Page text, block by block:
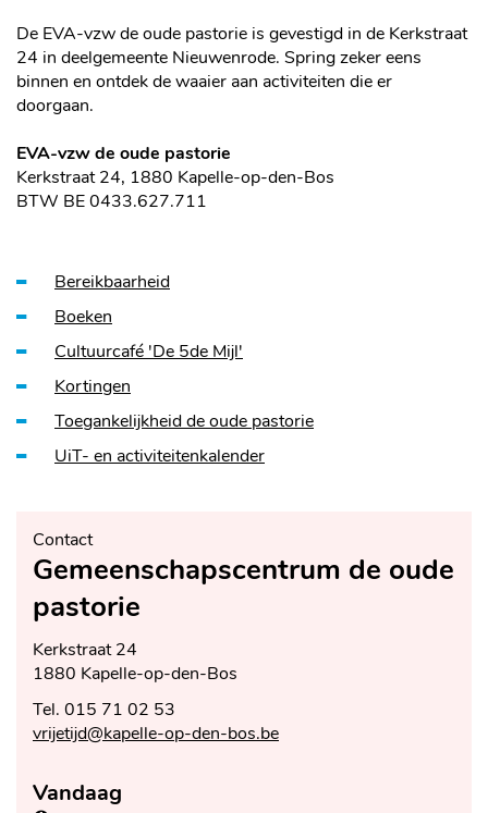
De EVA-vzw de oude pastorie is gevestigd in de Kerkstraat
24 in deelgemeente Nieuwenrode. Spring zeker eens
binnen en ontdek de waaier aan activiteiten die er
doorgaan.
EVA-vzw de oude pastorie
Kerkstraat 24, 1880 Kapelle-op-den-Bos
BTW BE 0433.627.711
Overzicht
Bereikbaarheid
Boeken
Cultuurcafé 'De 5de Mijl'
Kortingen
Toegankelijkheid de oude pastorie
UiT- en activiteitenkalender
Contact
Gemeenschapscentrum de oude
pastorie
Adres
Kerkstraat 24
,1880 Kapelle-op-den-Bos
Tel. 015 71 02 53
E-
vrijetijd@kapelle-op-den-bos.be
Openingsuren
Vandaag